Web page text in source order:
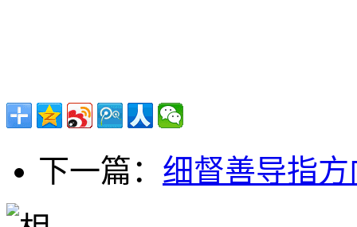
下一篇： 细督善导指